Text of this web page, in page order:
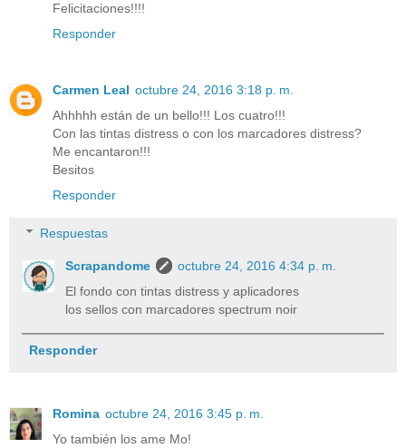
Felicitaciones!!!!
Responder
Carmen Leal octubre 24, 2016 3:18 p. m.
Ahhhhh están de un bello!!! Los cuatro!!!
Con las tintas distress o con los marcadores distress?
Me encantaron!!!
Besitos
Responder
Respuestas
Scrapandome
octubre 24, 2016 4:34 p. m.
El fondo con tintas distress y aplicadores
los sellos con marcadores spectrum noir
Responder
Romina octubre 24, 2016 3:45 p. m.
Yo también los ame Mo!